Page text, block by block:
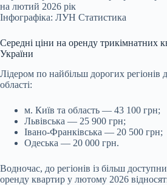
на лютий 2026 рік
Інфографіка: ЛУН Статистика
Середні ціни на оренду трикімнатних
України
Лідером по найбільш дорогих регіонів
області:
м. Київ та область — 43 100 грн;
Львівська — 25 900 грн;
Івано-Франківська — 20 500 грн;
Одеська — 20 000 грн.
Водночас, до регіонів із більш
оренду квартир у лютому 2026